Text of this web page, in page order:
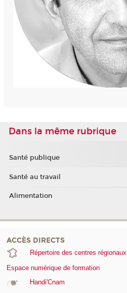
Dans la même rubrique
Santé publique
Santé au travail
Alimentation
ACCÈS DIRECTS
Répertoire des centres régionaux
Espace numérique de formation
Handi'Cnam